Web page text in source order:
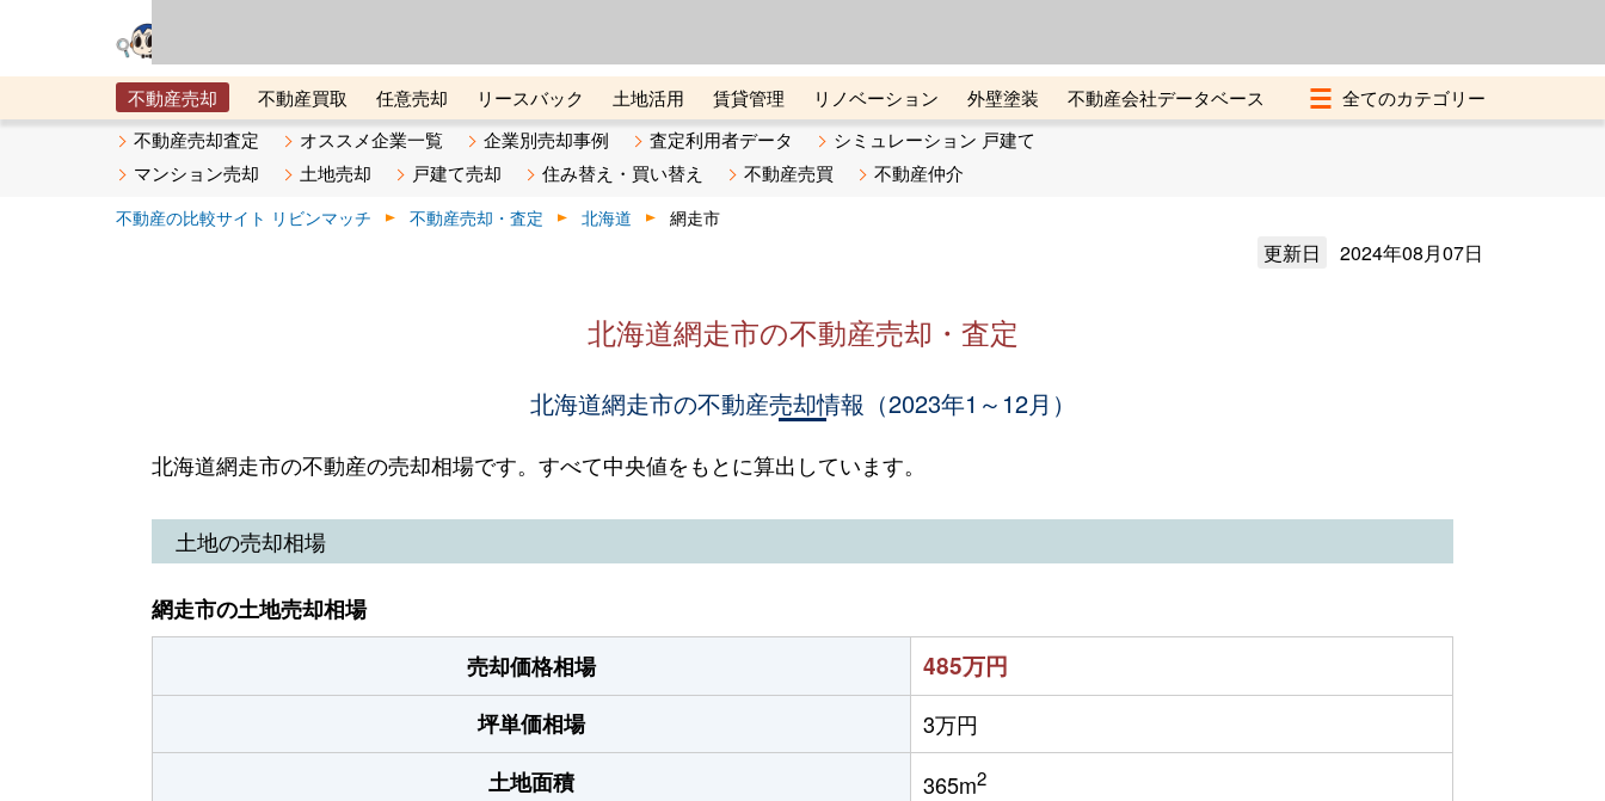
不動産売却 不動産買取 任意売却 リースバック 土地活用 賃貸管理 リノベーション 外壁塗装
不動産会社データベース
メタ住宅展示場
ベスト不動産カンパニー オンライン講座 リビンマガジンBiz 不動産売却ご相談デスク
不動産売却査定 オススメ企業一覧 企業別売却事例 査定利用者データ
シミュレーション 戸建て
マンション売却
土地売却 戸建て売却 住み替え・買い替え 不動産売買 不動産仲介
不動産の比較サイト リビンマッチ 不動産売却・査定 北海道 網走市
更新日 2024年08月07日
北海道網走市の不動産売却・査定
北海道網走市の不動産売却情報（2023年1～12月）
北海道網走市の不動産の売却相場です。すべて中央値をもとに算出しています。
土地の売却相場
網走市の土地売却相場
売却価格相場
485万円
坪単価相場
3万円
土地面積
365m2